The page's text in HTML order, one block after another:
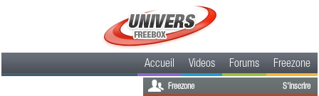
Accueil Videos Forums Freezone
Freezone S'inscrire